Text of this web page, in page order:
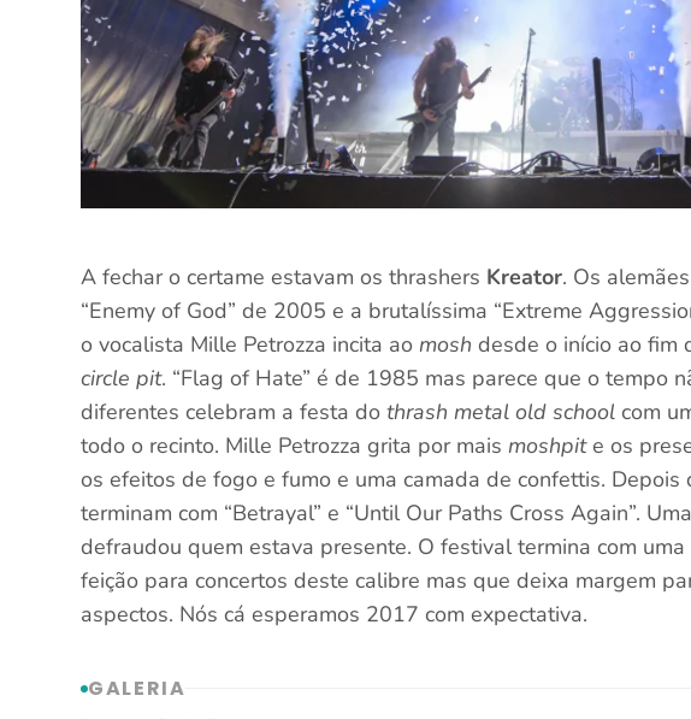
A fechar o certame estavam os thrashers Kreator. Os
“Enemy of God” de 2005 e a brutalíssima “Extreme
o vocalista Mille Petrozza incita ao mosh desde o início ao fim
circle pit. “Flag of Hate” é de 1985 mas parece que o tempo
diferentes celebram a festa do thrash metal old school com
todo o recinto. Mille Petrozza grita por mais moshpite os
os efeitos de fogo e fumo e uma camada de confettis. Depois
terminam com “Betrayal” e “Until Our Paths Cross Again”.
defraudou quem estava presente. O festival termina com
feição para concertos deste calibre mas que deixa margem
aspectos. Nós cá esperamos 2017 com expectativa.
GALERIA